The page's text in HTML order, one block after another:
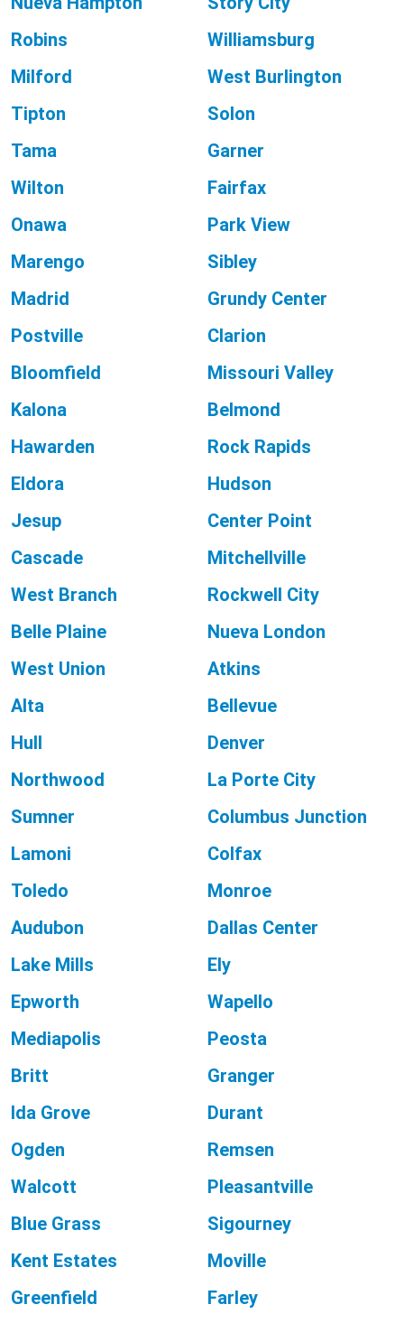
Robins
Williamsburg
Milford
West Burlington
Tipton
Solon
Tama
Garner
Wilton
Fairfax
Onawa
Park View
Marengo
Sibley
Madrid
Grundy Center
Postville
Clarion
Bloomfield
Missouri Valley
Kalona
Belmond
Hawarden
Rock Rapids
Eldora
Hudson
Jesup
Center Point
Cascade
Mitchellville
West Branch
Rockwell City
Belle Plaine
Nueva London
West Union
Atkins
Alta
Bellevue
Hull
Denver
Northwood
La Porte City
Sumner
Columbus Junction
Lamoni
Colfax
Toledo
Monroe
Audubon
Dallas Center
Lake Mills
Ely
Epworth
Wapello
Mediapolis
Peosta
Britt
Granger
Ida Grove
Durant
Ogden
Remsen
Walcott
Pleasantville
Blue Grass
Sigourney
Kent Estates
Moville
Greenfield
Farley